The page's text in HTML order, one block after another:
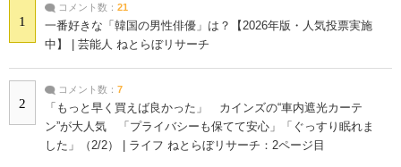
1
コメント数： 21
一番好きな「韓国の男性俳優」は？【2026年版・人気投票実施
中】 | 芸能人 ねとらぼリサーチ
2
コメント数： 7
「もっと早く買えば良かった」 カインズの“車内遮光カーテ
ン”が大人気 「プライバシーも保てて安心」「ぐっすり眠れま
した」（2/2） | ライフ ねとらぼリサーチ：2ページ目